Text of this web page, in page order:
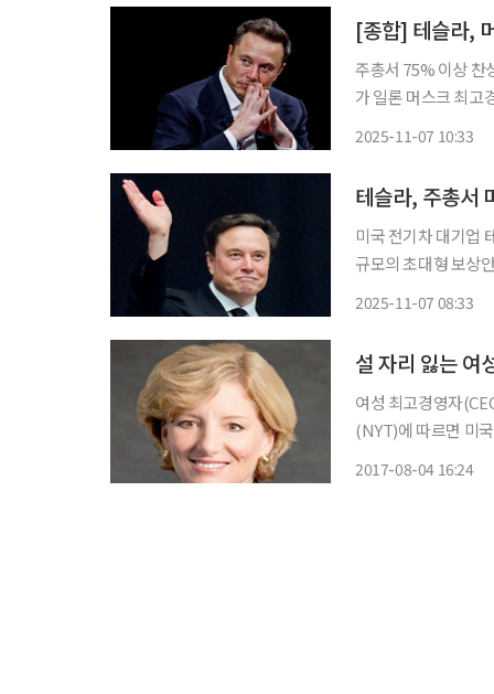
주총서 75% 이상 찬성으로
가 일론 머스크 최고
2025-11-07 10:33
테슬라, 주총서
미국 전기차 대기업
규모의 초대형 보상안을 승인했다. 6일(현지시간) 월
2025-11-07 08:33
설 자리 잃는 여
여성 최고경영자(CEO)들이
(NYT)에 따르면 미
2017-08-04 16:24